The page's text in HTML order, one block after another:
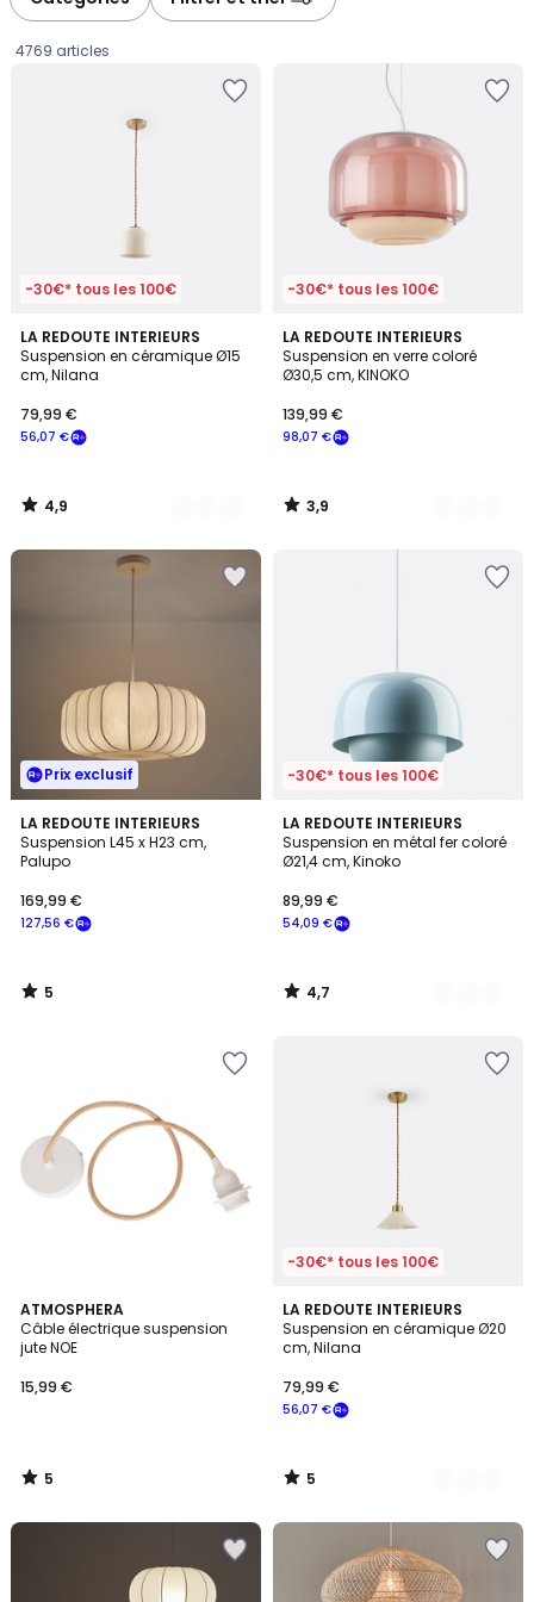
4769 articles
-30€* tous les 100€
LA REDOUTE INTERIEURS
Suspension en céramique Ø15
cm, Nilana
€
souscrivez
notre
programme
56,07 €
79,99 €
4,9
/ 5
5
Couleurs
4,9
/
-30€* tous les 100€
LA REDOUTE INTERIEURS
Suspension en verre coloré
Ø30,5 cm, KINOKO
98,07 €
139,99 €
3,9
/ 5
6
Couleurs
3,9
/
Prix exclusif
LA REDOUTE INTERIEURS
Suspension L45 x H23 cm,
Palupo
127,56 €
169,99 €
5
/
5
5
/
-30€* tous les 100€
LA REDOUTE INTERIEURS
Suspension en métal fer coloré
Ø21,4 cm, Kinoko
54,09 €
89,99 €
4,7
/ 5
4
Couleurs
4,7
/
ATMOSPHERA
Câble électrique suspension
jute NOE
15,99 €
5
/
5
5
/
-30€* tous les 100€
LA REDOUTE INTERIEURS
Suspension en céramique Ø20
cm, Nilana
56,07 €
79,99 €
5
/
5
3
Couleurs
5
/